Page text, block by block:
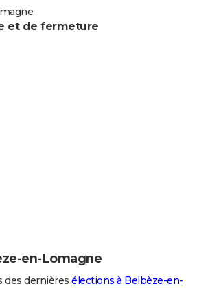
et de fermeture
en-Lomagne
des dernières élections à Belbèze-en-